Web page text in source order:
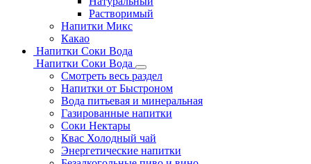
Растворимый
Напитки Микс
Какао
Напитки Соки Вода
Напитки Соки Вода
Смотреть весь раздел
Напитки от Быстроном
Вода питьевая и минеральная
Газированные напитки
Соки Нектары
Квас Холодный чай
Энергетические напитки